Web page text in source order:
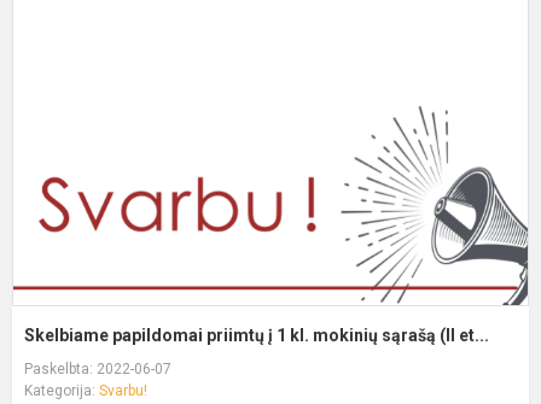
Skelbiame papildomai priimtų į 1 kl. mokinių sąrašą (II et...
Paskelbta: 2022-06-07
Kategorija: Svarbu!